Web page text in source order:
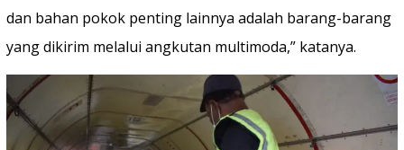
dan bahan pokok penting lainnya adalah barang-barang
yang dikirim melalui angkutan multimoda,” katanya.